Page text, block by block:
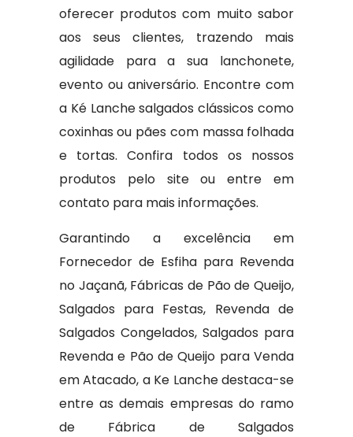
oferecer produtos com muito sabor
aos seus clientes, trazendo mais
agilidade para a sua lanchonete,
evento ou aniversário. Encontre com
a Ké Lanche salgados clássicos como
coxinhas ou pães com massa folhada
e tortas. Confira todos os nossos
produtos pelo site ou entre em
contato para mais informações.
Garantindo a excelência em
Fornecedor de Esfiha para Revenda
no Jaçanã, Fábricas de Pão de Queijo,
Salgados para Festas, Revenda de
Salgados Congelados, Salgados para
Revenda e Pão de Queijo para Venda
em Atacado, a Ke Lanche destaca-se
entre as demais empresas do ramo
de Fábrica de Salgados